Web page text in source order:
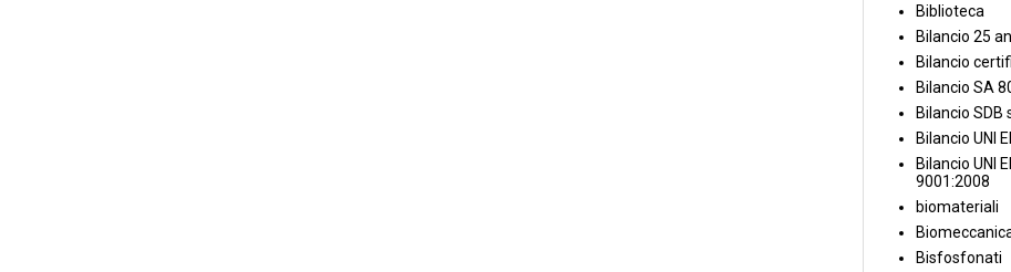
Biblioteca
Bilancio 25
Bilancio
Bilancio SA
Bilancio SDB
Bilancio UNI
Bilancio UNI
9001:2008
biomateriali
Bisfosfonati